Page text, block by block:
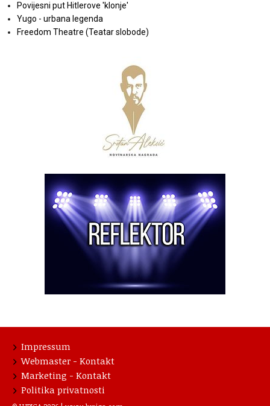
Povijesni put Hitlerove 'klonje'
Yugo - urbana legenda
Freedom Theatre (Teatar slobode)
Impressum
Webmaster - Kontakt
Marketing - Kontakt
Politika privatnosti